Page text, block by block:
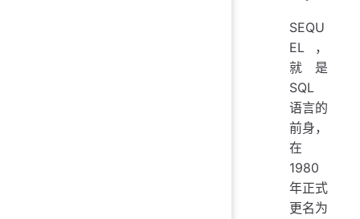
SEQU
EL，
就是
SQL
语言的
前身，
在
1980
年正式
更名为